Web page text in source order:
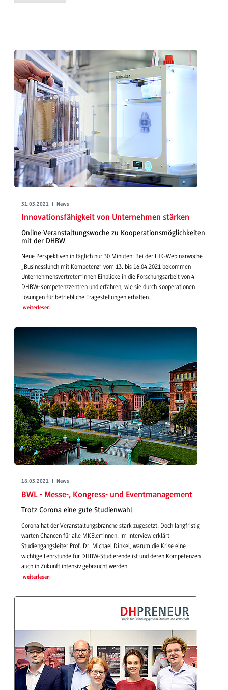
31.03.2021 | News
Innovationsfähigkeit von Unternehmen stärken
Online-Veranstaltungswoche zu Kooperationsmöglichkeiten
mit der DHBW
Neue Perspektiven in täglich nur 30 Minuten: Bei der IHK-Webinarwoche
„Businesslunch mit Kompetenz“ vom 13. bis 16.04.2021 bekommen
Unternehmensvertreter*innen Einblicke in die Forschungsarbeit von 4
DHBW-Kompetenzzentren und erfahren, wie sie durch Kooperationen
Lösungen für betriebliche Fragestellungen erhalten.
weiterlesen
18.03.2021 | News
BWL - Messe-, Kongress- und Eventmanagement
Trotz Corona eine gute Studienwahl
Corona hat der Veranstaltungsbranche stark zugesetzt. Doch langfristig
warten Chancen für alle MKEler*innen. Im Interview erklärt
Studiengangsleiter Prof. Dr. Michael Dinkel, warum die Krise eine
wichtige Lehrstunde für DHBW-Studierende ist und deren Kompetenzen
auch in Zukunft intensiv gebraucht werden.
weiterlesen